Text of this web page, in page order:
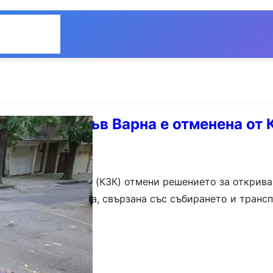
във Варна е отменена от
на конкуренцията (КЗК) отмени решението за
на Община Варна, свързана със събирането и
и поддържането на чистотата на обществените…